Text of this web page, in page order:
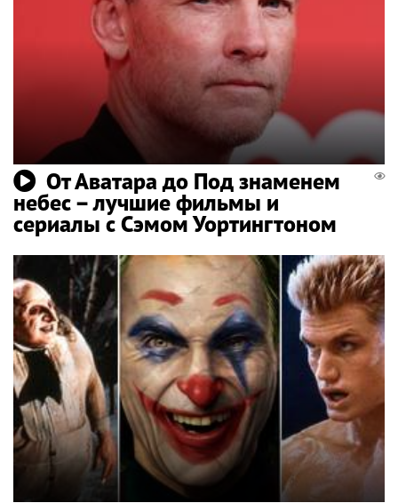
От Аватара до Под знаменем
небес – лучшие фильмы и
сериалы с Сэмом Уортингтоном